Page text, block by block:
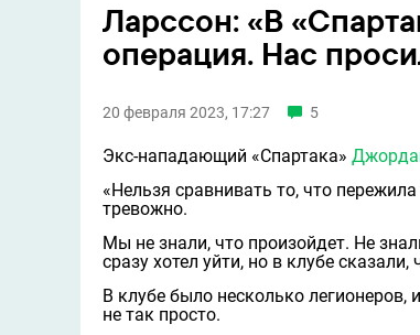
Ларссон: «В
операция. Нас
20 февраля 2023, 17:27 5
Экс-нападающий «Спартака»
«Нельзя сравнивать то, что
тревожно.
Мы не знали, что произойдет. Не
сразу хотел уйти, но в клубе
В клубе было несколько
не так просто.